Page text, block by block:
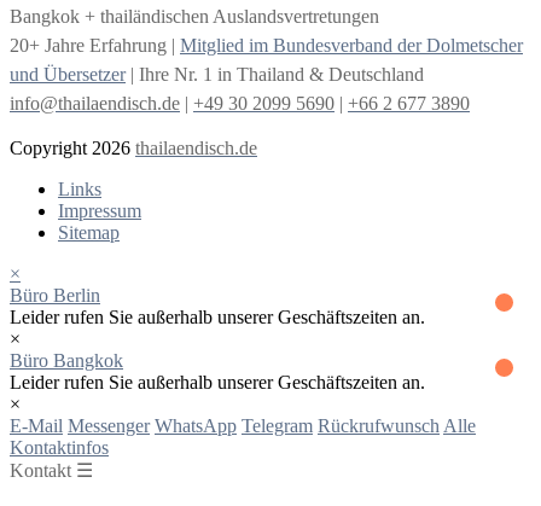
Bangkok + thailändischen Auslandsvertretungen
20+ Jahre Erfahrung | Mitglied im Bundesverband der Dolmetscher
und Übersetzer| Ihre Nr. 1 in Thailand & Deutschland
info@thailaendisch.de | +49 30 2099 5690 | +66 2 677 3890
Copyright 2026 thailaendisch.de
Links
Impressum
Sitemap
×
Büro Berlin
Leider rufen Sie außerhalb unserer Geschäftszeiten an.
×
Büro Bangkok
Leider rufen Sie außerhalb unserer Geschäftszeiten an.
×
E-Mail Messenger WhatsApp Telegram Rückrufwunsch Alle
Kontaktinfos
Kontakt ☰